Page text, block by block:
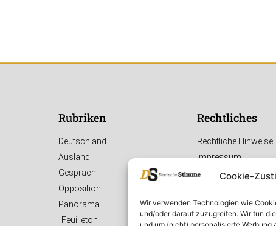
Cookie-
Wir verwenden Technologien wie
und/oder darauf zuzugreifen. Wir tun
Rubriken
Deutschland
Ausland
Gespräch
Opposition
Panorama
Feuilleton
Rechtliches
Rechtliche Hinweise
Impressum